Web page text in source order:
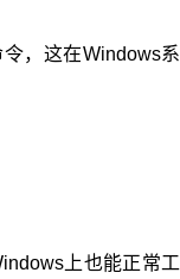
令，这在Windows系
上也能正常工